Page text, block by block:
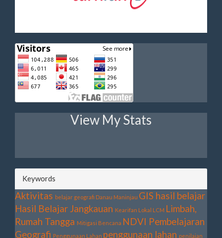
View My Stats
Keywords
Aktivitas belajar geografi Danau Maninjau GIS hasil belajar
Hasil Belajar Jangkauan Kearifan Lokal LCM Limbah,
Rumah Tangga Mitigasi Bencana NDVI Pembelajaran
Geografi Penggunaan Lahan penggunaan lahan penilaian